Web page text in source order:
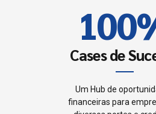
1
2
3
00
Cases de
Um Hub de
financeiras para